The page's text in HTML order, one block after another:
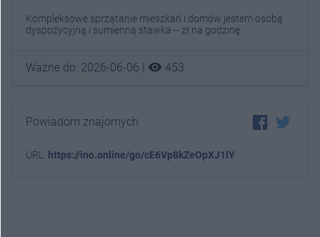
Kompleksowe sprzątanie mieszkań i domów jestem osobą
dyspozycyjną i sumienną stawka -- zł na godzinę
Ważne do: 2026-06-06 | visibility 453
Powiadom znajomych
URL: https://ino.online/go/cE6Vp8kZeOpXJ1lY